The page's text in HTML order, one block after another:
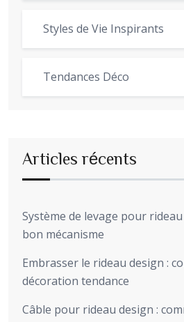
Styles de Vie Inspirants
Tendances Déco
Articles récents
Système de levage pour
bon mécanisme
Embrasser le rideau design :
décoration tendance
Câble pour rideau design :